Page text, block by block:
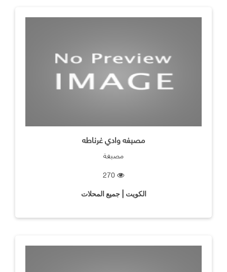
مصبغه وادي غرناطه
مصبغة
الكويت | جميع المحلات